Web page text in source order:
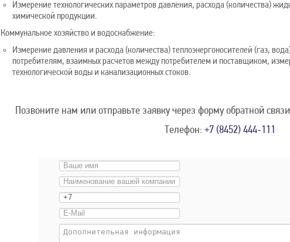
Измерение технологических параметров давления, расхода (количества)
химической продукции.
Коммунальное хозяйство и водоснабжение:
Измерение давления и расхода (количества) теплоэнергоносителей (газ,
потребителям, взаимных расчетов между потребителем и поставщиком,
технологической воды и канализационных стоков.
Позвоните нам или отправьте заявку через форму обратной
Телефон: +7 (8452) 444-111